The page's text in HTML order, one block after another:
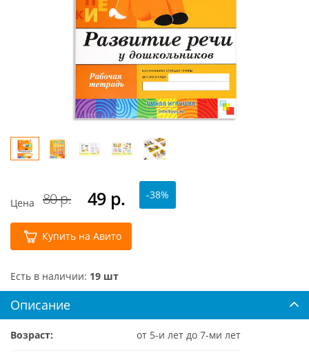
Цена 80 р. 49 р. -38%
Купить на Авито
Есть в наличии: 19 шт
Описание
Возраст: от 5-и лет до 7-ми лет